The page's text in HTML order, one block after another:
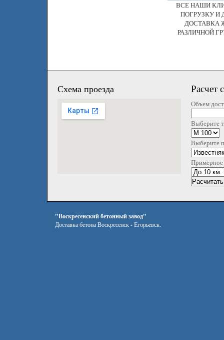
ВСЕ НАШИ
ПОГРУЗКУ И
ДОСТАВКА
РАЗЛИЧНОЙ
Схема проезда Расчет
Объем
Выберите
Выберите
Примерное
"Воскресенский бетонный завод"
Доставка бетона Воскресенск - Егорьевск.